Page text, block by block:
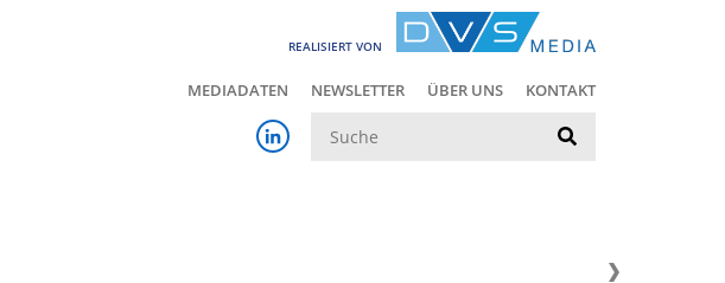
REALISIERT VON
MEDIADATEN NEWSLETTER ÜBER UNS KONTAKT